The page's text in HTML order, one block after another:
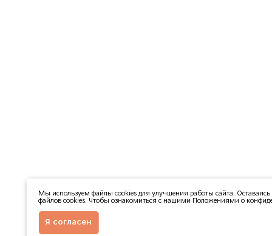
Мы используем файлы cookies для улучшения работы сайта.
файлов cookies. Чтобы ознакомиться с нашими Положениями о
Я согласен